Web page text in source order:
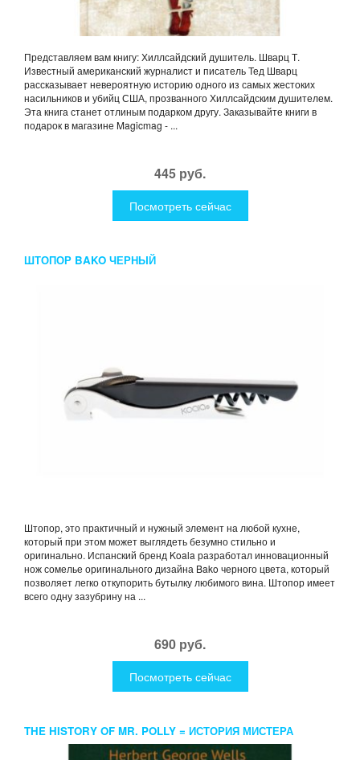
Представляем вам книгу: Хиллсайдский душитель. Шварц Т.
Известный американский журналист и писатель Тед Шварц
рассказывает невероятную историю одного из самых жестоких
насильников и убийц США, прозванного Хиллсайдским душителем.
Эта книга станет отлиным подарком другу. Заказывайте книги в
подарок в магазине Magicmag - ...
445 руб.
Посмотреть сейчас
ШТОПОР BAKO ЧЕРНЫЙ
Штопор, это практичный и нужный элемент на любой кухне,
который при этом может выглядеть безумно стильно и
оригинально. Испанский бренд Koala разработал инновационный
нож сомелье оригинального дизайна Bako черного цвета, который
позволяет легко откупорить бутылку любимого вина. Штопор имеет
всего одну зазубрину на ...
690 руб.
Посмотреть сейчас
THE HISTORY OF MR. POLLY = ИСТОРИЯ МИСТЕРА
ПОЛЛИ: НА АНГЛ.ЯЗ. WELLS H.G.